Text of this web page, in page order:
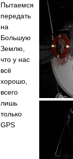
Пытаемся
передать
на
Большую
Землю,
что у нас
всё
хорошо,
всего
лишь
только
GPS